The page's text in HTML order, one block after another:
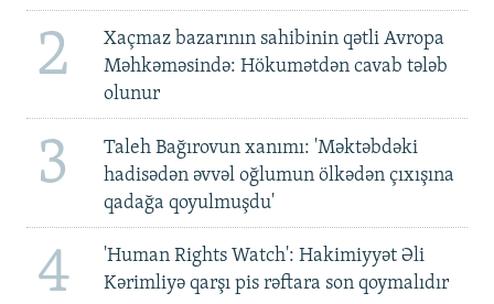
2
Xaçmaz bazarının sahibinin qətli Avropa
Məhkəməsində: Hökumətdən cavab tələb
olunur
3
Taleh Bağırovun xanımı: 'Məktəbdəki
hadisədən əvvəl oğlumun ölkədən çıxışına
qadağa qoyulmuşdu'
4
'Human Rights Watch': Hakimiyyət Əli
Kərimliyə qarşı pis rəftara son qoymalıdır